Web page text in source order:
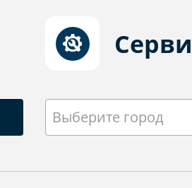
Выберите город